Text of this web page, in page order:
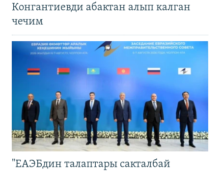
Конгантиевди абактан алып калган
чечим
"ЕАЭБдин талаптары сакталбай